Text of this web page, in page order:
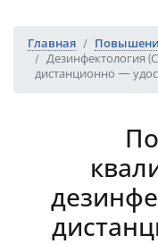
Главная
Дезинфектология
дистанционно —